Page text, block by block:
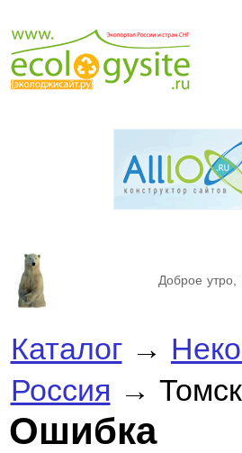
Доброе утро,
Каталог→
Россия → Томск
Ошибка